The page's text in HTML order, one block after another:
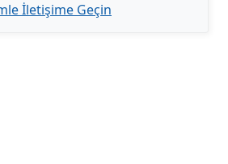
İletişime Geçin